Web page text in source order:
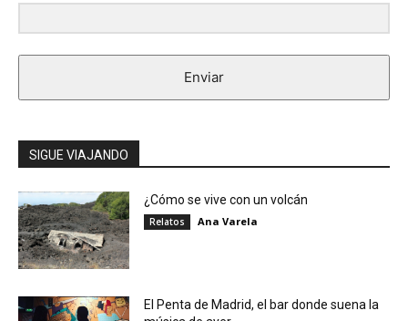
Enviar
SIGUE VIAJANDO
¿Cómo se vive con un volcán
Relatos Ana Varela
El Penta de Madrid, el bar donde suena la